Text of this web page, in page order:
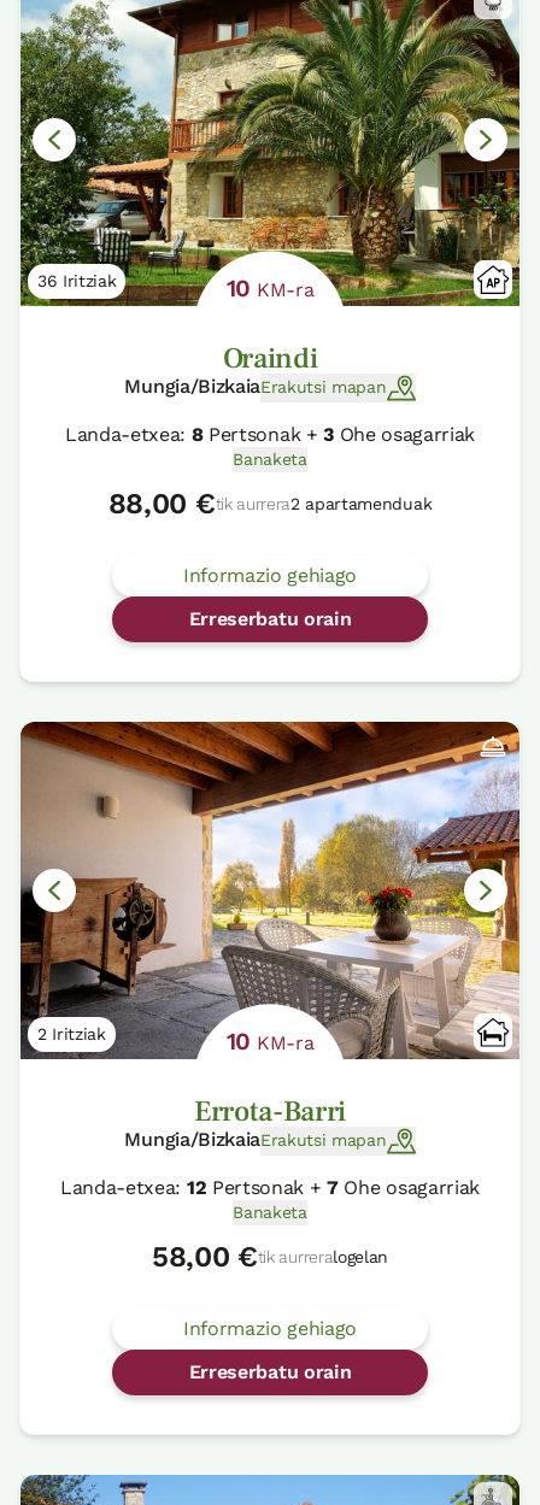
36 Iritziak 10 KM-ra
Oraindi
Mungia/BizkaiaErakutsi mapan
Landa-etxea: 8Pertsonak +3Ohe osagarriak
Banaketa
88,00 €tik aurrera2 apartamenduak
Informazio gehiago
Erreserbatu orain
2 Iritziak 10 KM-ra
Errota-Barri
Mungia/BizkaiaErakutsi mapan
Landa-etxea: 12 Pertsonak +7Ohe osagarriak
Banaketa
58,00 €tik aurreralogelan
Informazio gehiago
Erreserbatu orain